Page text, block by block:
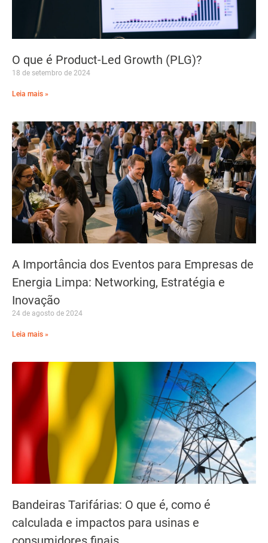
O que é Product-Led Growth (PLG)?
18 de setembro de 2024
Leia mais »
A Importância dos Eventos para Empresas de
Energia Limpa: Networking, Estratégia e
Inovação
24 de agosto de 2024
Leia mais »
Bandeiras Tarifárias: O que é, como é
calculada e impactos para usinas e